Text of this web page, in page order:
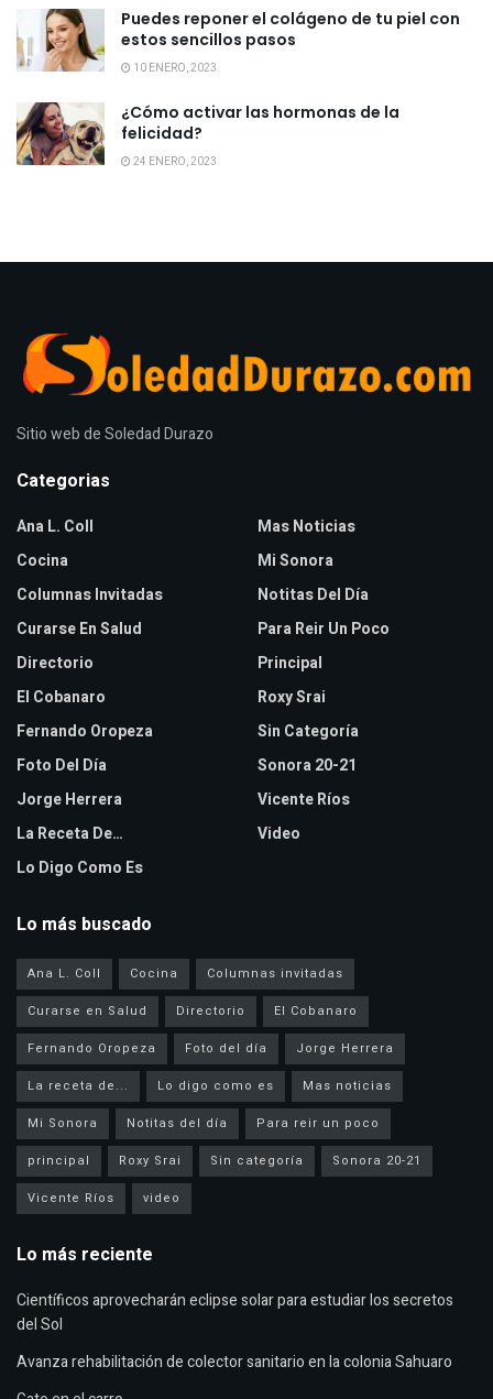
Puedes reponer el colágeno de tu piel con
estos sencillos pasos
10 ENERO, 2023
¿Cómo activar las hormonas de la
felicidad?
24 ENERO, 2023
Sitio web de Soledad Durazo
Categorias
Ana L. Coll
Cocina
Columnas Invitadas
Curarse En Salud
Directorio
El Cobanaro
Fernando Oropeza
Foto Del Día
Jorge Herrera
La Receta De…
Lo Digo Como Es
Mas Noticias
Mi Sonora
Notitas Del Día
Para Reir Un Poco
Principal
Roxy Srai
Sin Categoría
Sonora 20-21
Vicente Ríos
Video
Lo más buscado
Ana L. Coll Cocina
Columnas invitadas
Curarse en Salud
Directorio
El Cobanaro
Fernando Oropeza
Foto del día
Jorge Herrera
La receta de...
Lo digo como es
Mas noticias
Mi Sonora
Notitas del día
Para reir un poco
principal
Roxy Srai Sin categoría
Sonora 20-21
Vicente Ríos
video
Lo más reciente
Científicos aprovecharán eclipse solar para estudiar los secretos
del Sol
Avanza rehabilitación de colector sanitario en la colonia Sahuaro